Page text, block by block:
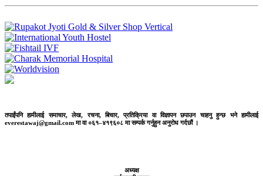
तपाईंपनि हामीलाई समाचार, लेख, रचना, बिचार, प्रतिक्रिया वा विज्ञापन छपाउन चाहनु हुन्छ भने हामीलाई
everestawaj@gmail.com मा वा ०६१–४१९६०८ मा सम्पर्क गर्नुहुन अनुरोध गर्दछौं ।
अध्यक्ष